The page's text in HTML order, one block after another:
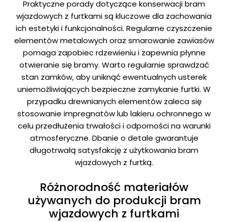
Praktyczne porady dotyczące konserwacji bram
wjazdowych z furtkami są kluczowe dla zachowania
ich estetyki i funkcjonalności. Regularne czyszczenie
elementów metalowych oraz smarowanie zawiasów
pomaga zapobiec rdzewieniu i zapewnia płynne
otwieranie się bramy. Warto regularnie sprawdzać
stan zamków, aby uniknąć ewentualnych usterek
uniemożliwiających bezpieczne zamykanie furtki. W
przypadku drewnianych elementów zaleca się
stosowanie impregnatów lub lakieru ochronnego w
celu przedłużenia trwałości i odporności na warunki
atmosferyczne. Dbanie o detale gwarantuje
długotrwałą satysfakcję z użytkowania bram
wjazdowych z furtką.
Różnorodność materiałów
używanych do produkcji bram
wjazdowych z furtkami